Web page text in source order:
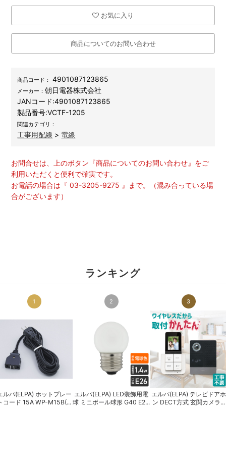
お気に入り
商品についてのお問い合わせ
商品コード： 4901087123865
メーカー：朝日電器株式会社
JANコード:4901087123865
製品番号:VCTF-1205
関連カテゴリ：
工事用配線 > 電線
お問合せは、上のボタン『商品についてのお問い合わせ』をご
利用いただくと便利で確実です。
お電話の場合は『 03-3205-9275 』まで。（混み合っている場
合がございます）
ランキング
1
ルパ(ELPA) ホットプレー
コード 15A WP-M15B(...
2
エルパ(ELPA) LED装飾用電
球 ミニボール球形 G40 E2...
3
エルパ(ELPA) テレビドアホ
ン DECT方式 玄関カメラ...